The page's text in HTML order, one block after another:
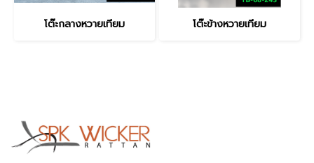
โต๊ะกลางหวายเทียม โต๊ะข้างหวายเทียม